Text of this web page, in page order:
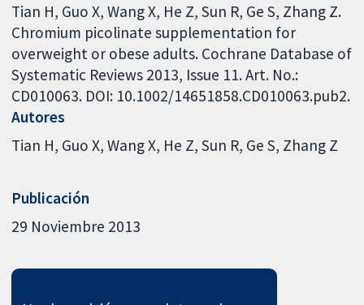
Tian H, Guo X, Wang X, He Z, Sun R, Ge S, Zhang Z.
Chromium picolinate supplementation for
overweight or obese adults. Cochrane Database of
Systematic Reviews 2013, Issue 11. Art. No.:
CD010063. DOI: 10.1002/14651858.CD010063.pub2.
Autores
Tian H Guo X Wang X He Z Sun R Ge S Zhang Z
Publicación
29 Noviembre 2013